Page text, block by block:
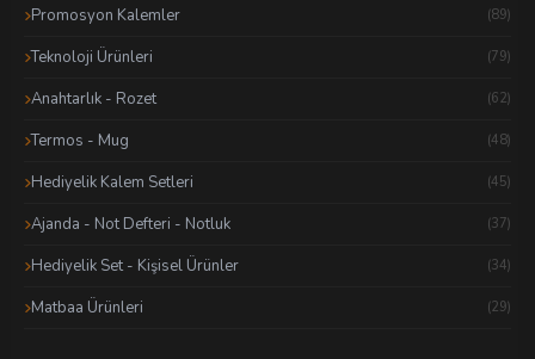
Promosyon Kalemler (89)
Teknoloji Ürünleri (79)
Anahtarlık - Rozet (62)
Termos - Mug (48)
Hediyelik Kalem Setleri (45)
Ajanda - Not Defteri - Notluk (37)
Hediyelik Set - Kişisel Ürünler (34)
Matbaa Ürünleri (29)